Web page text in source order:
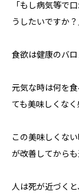
「もし病気等で
うしたいですか？
食欲は健康のバロ
元気な時は何を
ても美味しくなく
この美味しくな
が改善してから
人は死が近づく